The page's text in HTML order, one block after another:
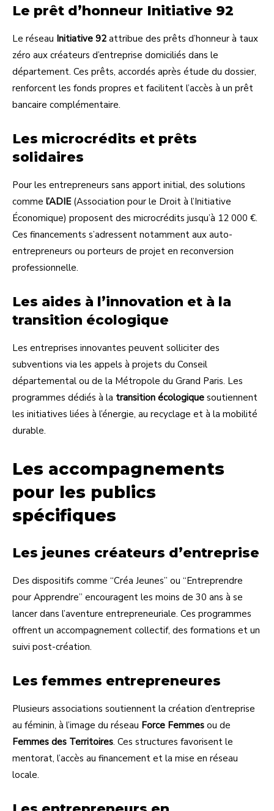
Le prêt d’honneur Initiative 92
Le réseau Initiative 92 attribue des prêts d’honneur à taux
zéro aux créateurs d’entreprise domiciliés dans le
département. Ces prêts, accordés après étude du dossier,
renforcent les fonds propres et facilitent l’accès à un prêt
bancaire complémentaire.
Les microcrédits et prêts
solidaires
Pour les entrepreneurs sans apport initial, des solutions
comme l’ADIE(Association pour le Droit à l’Initiative
Économique) proposent des microcrédits jusqu’à 12 000 €.
Ces financements s’adressent notamment aux auto-
entrepreneurs ou porteurs de projet en reconversion
professionnelle.
Les aides à l’innovation et à la
transition écologique
Les entreprises innovantes peuvent solliciter des
subventions via les appels à projets du Conseil
départemental ou de la Métropole du Grand Paris. Les
programmes dédiés à la transition écologique soutiennent
les initiatives liées à l’énergie, au recyclage et à la mobilité
durable.
Les accompagnements
pour les publics
spécifiques
Les jeunes créateurs d’entreprise
Des dispositifs comme “Créa Jeunes” ou “Entreprendre
pour Apprendre” encouragent les moins de 30 ans à se
lancer dans l’aventure entrepreneuriale. Ces programmes
offrent un accompagnement collectif, des formations et un
suivi post-création.
Les femmes entrepreneures
Plusieurs associations soutiennent la création d’entreprise
au féminin, à l’image du réseau Force Femmes ou de
Femmes des Territoires. Ces structures favorisent le
mentorat, l’accès au financement et la mise en réseau
locale.